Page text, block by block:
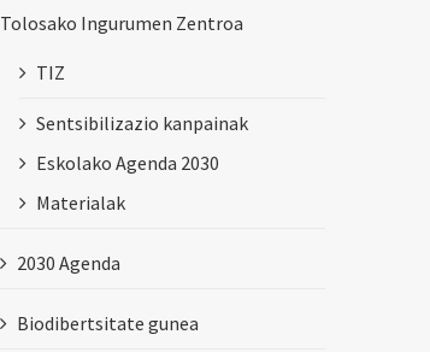
Tolosako Ingurumen Zentroa
TIZ
Sentsibilizazio kanpainak
Eskolako Agenda 2030
Materialak
2030 Agenda
Biodibertsitate gunea